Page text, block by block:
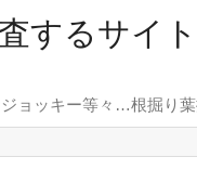
するサイ
ョッキー等々…根掘り葉